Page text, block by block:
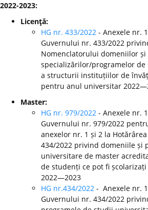
2022-2023:
Licenţă:
HG nr. 433/2022 - Anexele nr.
Guvernului nr. 433/2022
Nomenclatorului domeniilor și
specializărilor/programelor
a structurii instituțiilor de
pentru anul universitar
Master:
HG nr. 979/2022 - Anexele nr.
Guvernului nr. 979/2022
anexelor nr. 1 și 2 la
434/2022 privind domeniile și
universitare de master
de studenți ce pot fi
2022—2023
HG nr.434/2022 - Anexele nr.
Guvernului nr. 434/2022